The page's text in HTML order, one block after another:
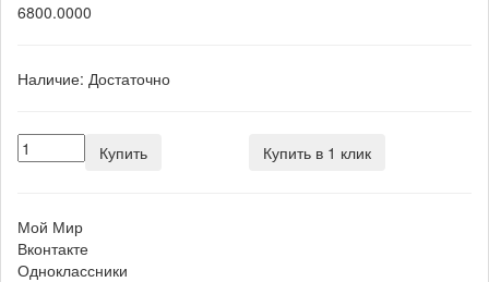
6800.0000
Наличие: Достаточно
Купить Купить в 1 клик
Мой Мир
Вконтакте
Одноклассники